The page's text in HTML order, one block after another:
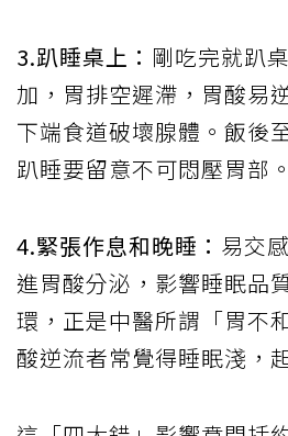
3.趴睡桌上： 剛吃完就趴
加，胃排空遲滯，胃酸易
下端食道破壞腺體。飯後
趴睡要留意不可悶壓胃部。
4.緊張作息和晚睡： 易交
進胃酸分泌，影響睡眠品
環，正是中醫所謂「胃不
酸逆流者常覺得睡眠淺，